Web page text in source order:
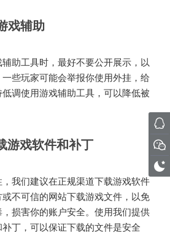
戏辅助
助工具时，最好不要公开展示，以
些玩家可能会举报你使用外挂，给
调使用游戏辅助工具，可以降低被
游戏软件和补丁
我们建议在正规渠道下载游戏软件
不可信的网站下载游戏文件，以免
损害你的账户安全。使用我们提供
丁，可以保证下载的文件是安全